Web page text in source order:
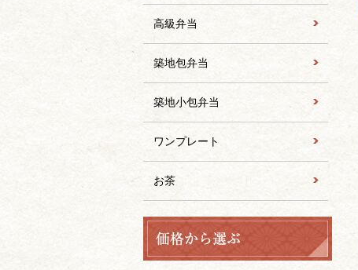
高級弁当
築地包弁当
築地小包弁当
ワンプレート
お茶